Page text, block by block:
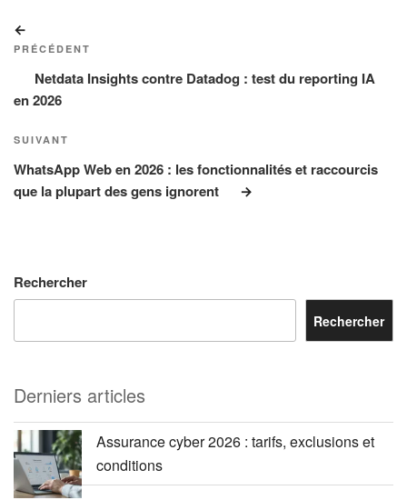
de
l’article
précédent
PRÉCÉDENT
Netdata Insights contre Datadog : test du reporting IA
en 2026
Article
suivant
SUIVANT
WhatsApp Web en 2026 : les fonctionnalités et raccourcis
que la plupart des gens ignorent
Rechercher
Rechercher
Derniers articles
Assurance cyber 2026 : tarifs, exclusions et
conditions